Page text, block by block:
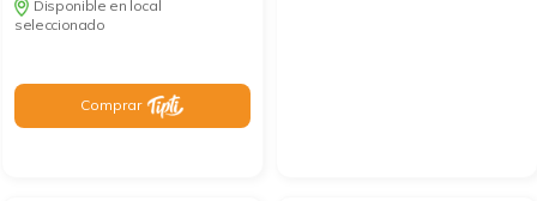
Disponible en local
seleccionado
Comprar